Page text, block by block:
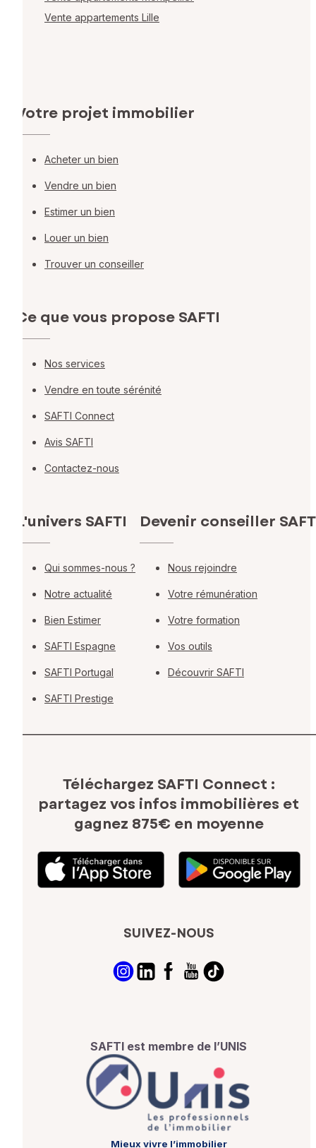
Vente appartements Lille
Votre projet immobilier
Acheter un bien
Vendre un bien
Estimer un bien
Louer un bien
Trouver un conseiller
Ce que vous propose SAFTI
Nos services
Vendre en toute sérénité
SAFTI Connect
Avis SAFTI
Contactez-nous
L'univers SAFTI
Qui sommes-nous ?
Notre actualité
Bien Estimer
SAFTI Espagne
SAFTI Portugal
SAFTI Prestige
Devenir conseiller
Nous rejoindre
Votre rémunération
Votre formation
Vos outils
Découvrir SAFTI
Téléchargez SAFTI Connect :
partagez vos infos immobilières et
gagnez 875€ en moyenne
SUIVEZ-NOUS
SAFTI est membre de l’UNIS
Mieux vivre l’immobilier